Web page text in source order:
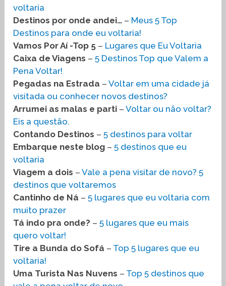
voltaria
Destinos por onde andei… – Meus 5 Top
Destinos para onde eu voltaria!
Vamos Por Aí -Top 5 – Lugares que Eu Voltaria
Caixa de Viagens –5 Destinos Top que Valem a
Pena Voltar!
Pegadas na Estrada –Voltar em uma cidade já
visitada ou conhecer novos destinos?
Arrumei as malas e parti –Voltar ou não voltar?
Eis a questão.
Contando Destinos –5 destinos para voltar
Embarque neste blog –5 destinos que eu
voltaria
Viagem a dois –Vale a pena visitar de novo? 5
destinos que voltaremos
Cantinho de Ná –5 lugares que eu voltaria com
muito prazer
Tá indo pra onde? –5 lugares que eu mais
quero voltar!
Tire a Bunda do Sofá – Top 5 lugares que eu
voltaria!
Uma Turista Nas Nuvens – Top 5 destinos que